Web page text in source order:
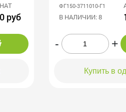
руб
ФГ150-3711010-Г1
В НАЛИЧИИ: 8
- +
Купить в